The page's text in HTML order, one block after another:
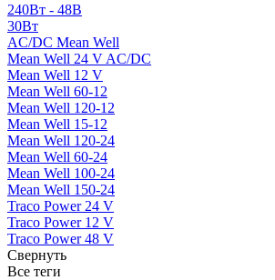
240Вт - 48В
30Вт
AC/DC Mean Well
Mean Well 24 V AC/DC
Mean Well 12 V
Mean Well 60-12
Mean Well 120-12
Mean Well 15-12
Mean Well 120-24
Mean Well 60-24
Mean Well 100-24
Mean Well 150-24
Traco Power 24 V
Traco Power 12 V
Traco Power 48 V
Свернуть
Все теги